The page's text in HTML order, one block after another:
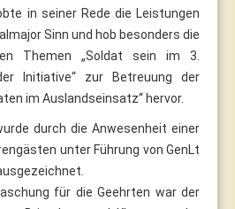
in seiner Rede die Leistungen
Sinn und hob besonders die
Themen „Soldat sein im 3.
Initiative“ zur Betreuung der
im Auslandseinsatz“ hervor.
durch die Anwesenheit einer
unter Führung von GenLt
für die Geehrten war der